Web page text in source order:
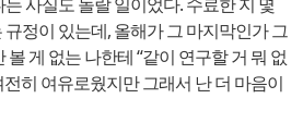
정이 있는데, 올해가 그 마지막인가 그
게 없는 나한테 “같이 연구할 거 뭐 없
전히 여유로웠지만 그래서 난 더 마음이